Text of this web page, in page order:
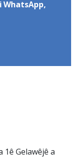
WhatsApp,
Gelawêjê a